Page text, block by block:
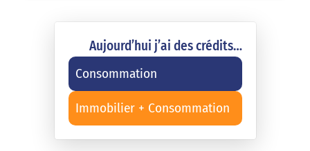
Aujourd’hui j’ai des crédits…
Consommation
Immobilier + Consommation